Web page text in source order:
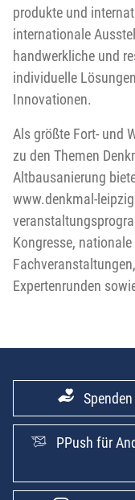
produkte und
internationale
handwerkliche und
individuelle
Innovationen.
Als größte Fort- und
zu den Themen
Altbausanierung
www.denkmal-
Kongresse,
Expertenrunden
Spenden
PPush für